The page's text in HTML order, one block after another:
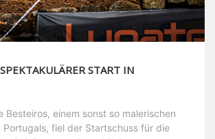
START IN
Besteiros, einem sonst so malerischen
Portugals, fiel der Startschuss für die